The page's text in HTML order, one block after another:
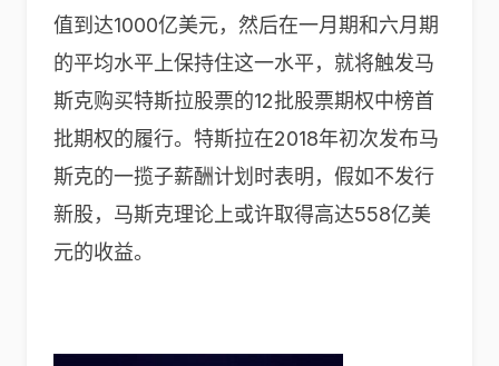
值到达1000亿美元，然后在一月期和六月期
的平均水平上保持住这一水平，就将触发马
斯克购买特斯拉股票的12批股票期权中榜首
批期权的履行。特斯拉在2018年初次发布马
斯克的一揽子薪酬计划时表明，假如不发行
新股，马斯克理论上或许取得高达558亿美
元的收益。